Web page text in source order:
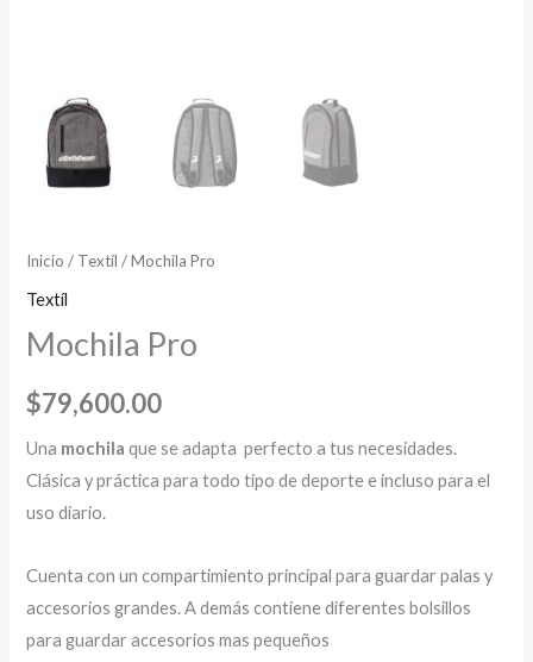
Inicio / Textíl / Mochila Pro
Textíl
Mochila Pro
$79,600.00
Una mochila que se adapta perfecto a tus necesidades.
Clásica y práctica para todo tipo de deporte e incluso para el
uso diario.
Cuenta con un compartimiento principal para guardar palas y
accesorios grandes. A demás contiene diferentes bolsillos
para guardar accesorios mas pequeños